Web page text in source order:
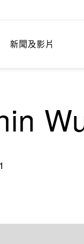
新聞及影片